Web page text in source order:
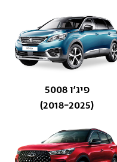
פיג'ו 5008
(2018-2025)